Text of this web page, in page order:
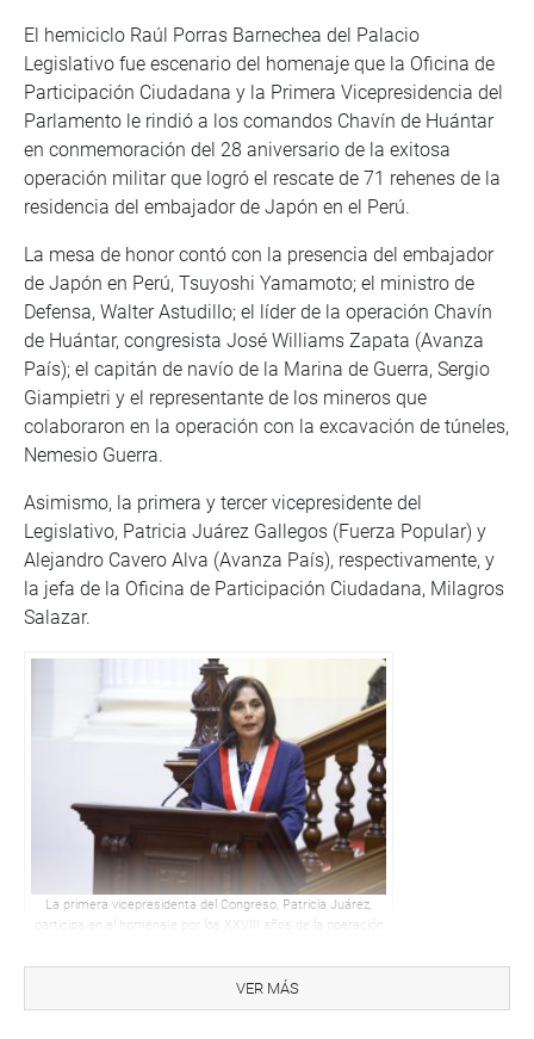
El hemiciclo Raúl Porras Barnechea del Palacio
Legislativo fue escenario del homenaje que la Oficina de
Participación Ciudadana y la Primera Vicepresidencia del
Parlamento le rindió a los comandos Chavín de Huántar
en conmemoración del 28 aniversario de la exitosa
operación militar que logró el rescate de 71 rehenes de la
residencia del embajador de Japón en el Perú.
La mesa de honor contó con la presencia del embajador
de Japón en Perú, Tsuyoshi Yamamoto; el ministro de
Defensa, Walter Astudillo; el líder de la operación Chavín
de Huántar, congresista José Williams Zapata (Avanza
País); el capitán de navío de la Marina de Guerra, Sergio
Giampietri y el representante de los mineros que
colaboraron en la operación con la excavación de túneles,
Nemesio Guerra.
Asimismo, la primera y tercer vicepresidente del
Legislativo, Patricia Juárez Gallegos (Fuerza Popular) y
Alejandro Cavero Alva (Avanza País), respectivamente, y
la jefa de la Oficina de Participación Ciudadana, Milagros
Salazar.
La primera vicepresidenta del Congreso, Patricia Juárez,
participa en el homenaje por los XXVIII años de la operación
Barrenechea. (Congreso de la República/VVásquez)
VER MÁS